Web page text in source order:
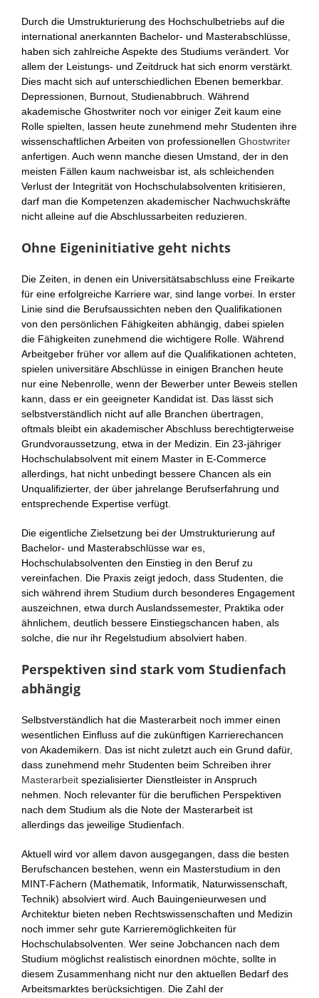
Durch die Umstrukturierung des Hochschulbetriebs auf die
international anerkannten Bachelor- und Masterabschlüsse,
haben sich zahlreiche Aspekte des Studiums verändert. Vor
allem der Leistungs- und Zeitdruck hat sich enorm verstärkt.
Dies macht sich auf unterschiedlichen Ebenen bemerkbar.
Depressionen, Burnout, Studienabbruch. Während
akademische Ghostwriter noch vor einiger Zeit kaum eine
Rolle spielten, lassen heute zunehmend mehr Studenten ihre
wissenschaftlichen Arbeiten von professionellen Ghostwriter
anfertigen. Auch wenn manche diesen Umstand, der in den
meisten Fällen kaum nachweisbar ist, als schleichenden
Verlust der Integrität von Hochschulabsolventen kritisieren,
darf man die Kompetenzen akademischer Nachwuchskräfte
nicht alleine auf die Abschlussarbeiten reduzieren.
Ohne Eigeninitiative geht nichts
Die Zeiten, in denen ein Universitätsabschluss eine Freikarte
für eine erfolgreiche Karriere war, sind lange vorbei. In erster
Linie sind die Berufsaussichten neben den Qualifikationen
von den persönlichen Fähigkeiten abhängig, dabei spielen
die Fähigkeiten zunehmend die wichtigere Rolle. Während
Arbeitgeber früher vor allem auf die Qualifikationen achteten,
spielen universitäre Abschlüsse in einigen Branchen heute
nur eine Nebenrolle, wenn der Bewerber unter Beweis stellen
kann, dass er ein geeigneter Kandidat ist. Das lässt sich
selbstverständlich nicht auf alle Branchen übertragen,
oftmals bleibt ein akademischer Abschluss berechtigterweise
Grundvoraussetzung, etwa in der Medizin. Ein 23-jähriger
Hochschulabsolvent mit einem Master in E-Commerce
allerdings, hat nicht unbedingt bessere Chancen als ein
Unqualifizierter, der über jahrelange Berufserfahrung und
entsprechende Expertise verfügt.
Die eigentliche Zielsetzung bei der Umstrukturierung auf
Bachelor- und Masterabschlüsse war es,
Hochschulabsolventen den Einstieg in den Beruf zu
vereinfachen. Die Praxis zeigt jedoch, dass Studenten, die
sich während ihrem Studium durch besonderes Engagement
auszeichnen, etwa durch Auslandssemester, Praktika oder
ähnlichem, deutlich bessere Einstiegschancen haben, als
solche, die nur ihr Regelstudium absolviert haben.
Perspektiven sind stark vom Studienfach
abhängig
Selbstverständlich hat die Masterarbeit noch immer einen
wesentlichen Einfluss auf die zukünftigen Karrierechancen
von Akademikern. Das ist nicht zuletzt auch ein Grund dafür,
dass zunehmend mehr Studenten beim Schreiben ihrer
Masterarbeitspezialisierter Dienstleister in Anspruch
nehmen. Noch relevanter für die beruflichen Perspektiven
nach dem Studium als die Note der Masterarbeit ist
allerdings das jeweilige Studienfach.
Aktuell wird vor allem davon ausgegangen, dass die besten
Berufschancen bestehen, wenn ein Masterstudium in den
MINT-Fächern (Mathematik, Informatik, Naturwissenschaft,
Technik) absolviert wird. Auch Bauingenieurwesen und
Architektur bieten neben Rechtswissenschaften und Medizin
noch immer sehr gute Karrieremöglichkeiten für
Hochschulabsolventen. Wer seine Jobchancen nach dem
Studium möglichst realistisch einordnen möchte, sollte in
diesem Zusammenhang nicht nur den aktuellen Bedarf des
Arbeitsmarktes berücksichtigen. Die Zahl der